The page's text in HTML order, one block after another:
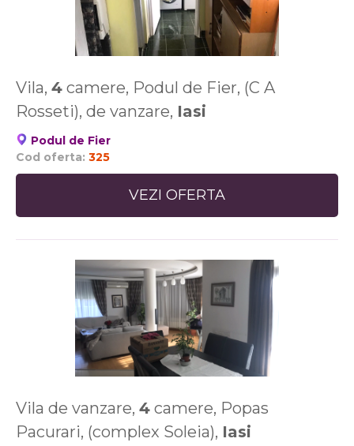
Vila, 4 camere, Podul de Fier, (C A
Rosseti), de vanzare, Iasi
Podul de Fier
Cod oferta: 325
VEZI OFERTA
Vila de vanzare, 4 camere, Popas
Pacurari, (complex Soleia), Iasi